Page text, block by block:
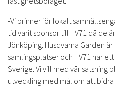
-Vi brinner för lokalt
tid varit sponsor till HV71 då de
Jönköping. Husqvarna Garden
samlingsplatser och HV71 har
Sverige. Vi vill med vår satsning
utveckling med mål om att